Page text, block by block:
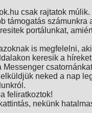
csak rajtatok múlik.
támogatás számunkra
portálunkat,
is megfelelni,
keresik a
Messenger
neked a nap
feliratkoztok!
nekünk